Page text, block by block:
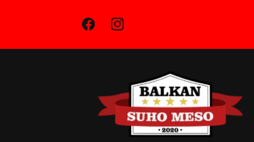
FacebookInstagram